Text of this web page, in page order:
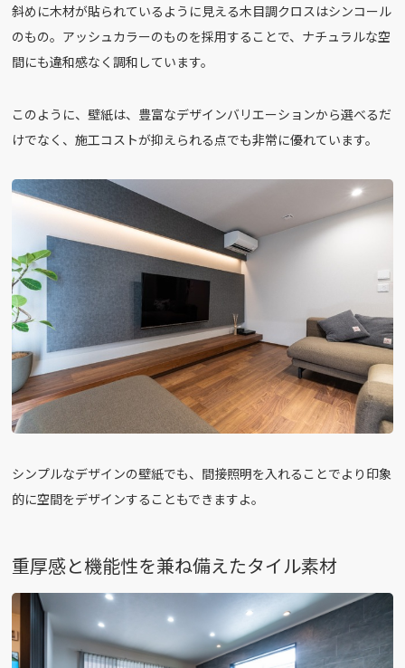
斜めに木材が貼られているように見える木目調クロスはシンコール
のもの。アッシュカラーのものを採用することで、ナチュラルな空
間にも違和感なく調和しています。
このように、壁紙は、豊富なデザインバリエーションから選べるだ
けでなく、施工コストが抑えられる点でも非常に優れています。
シンプルなデザインの壁紙でも、間接照明を入れることでより印象
的に空間をデザインすることもできますよ。
重厚感と機能性を兼ね備えたタイル素材